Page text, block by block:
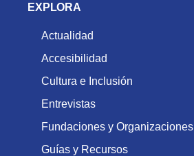
EXPLORA
Actualidad
Accesibilidad
Cultura e Inclusión
Entrevistas
Fundaciones y Organizaciones
Guías y Recursos